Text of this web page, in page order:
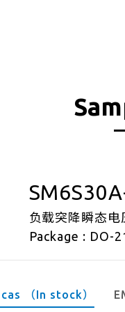
负载突降瞬态
Package : DO-
（In stock）